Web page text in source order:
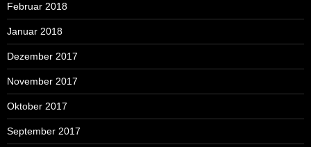
Februar 2018
Januar 2018
Dezember 2017
November 2017
Oktober 2017
September 2017